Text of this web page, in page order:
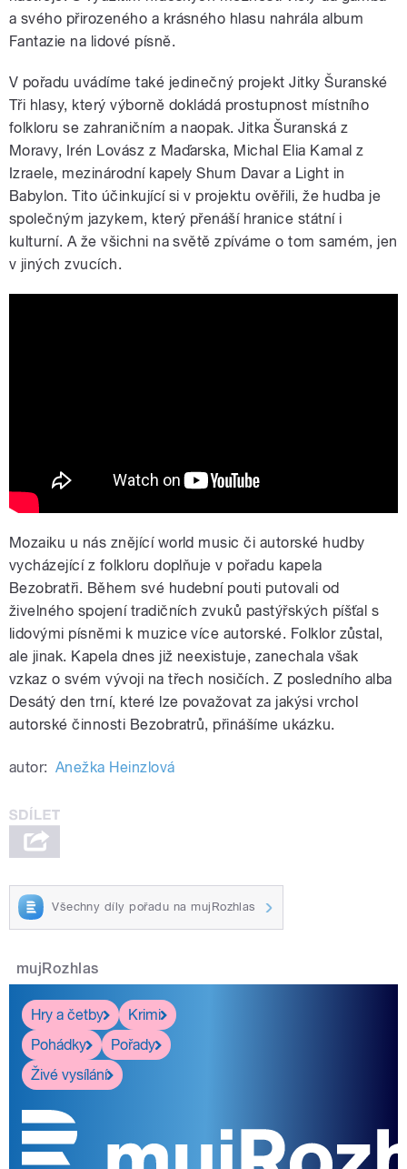
a svého přirozeného a krásného hlasu nahrála album
Fantazie na lidové písně.
V pořadu uvádíme také jedinečný projekt Jitky Šuranské
Tři hlasy, který výborně dokládá prostupnost místního
folkloru se zahraničním a naopak. Jitka Šuranská z
Moravy, Irén Lovász z Maďarska, Michal Elia Kamal z
Izraele, mezinárodní kapely Shum Davar a Light in
Babylon. Tito účinkující si v projektu ověřili, že hudba je
společným jazykem, který přenáší hranice státní i
kulturní. A že všichni na světě zpíváme o tom samém, jen
v jiných zvucích.
Mozaiku u nás znějící world music či autorské hudby
vycházející z folkloru doplňuje v pořadu kapela
Bezobratři. Během své hudební pouti putovali od
živelného spojení tradičních zvuků pastýřských píšťal s
lidovými písněmi k muzice více autorské. Folklor zůstal,
ale jinak. Kapela dnes již neexistuje, zanechala však
vzkaz o svém vývoji na třech nosičích. Z posledního alba
Desátý den trní, které lze považovat za jakýsi vrchol
autorské činnosti Bezobratrů, přinášíme ukázku.
autor: Anežka Heinzlová
Všechny díly pořadu na mujRozhlas
mujRozhlas
Hry a četby
Krimi
Pohádky
Pořady
Živé vysílání